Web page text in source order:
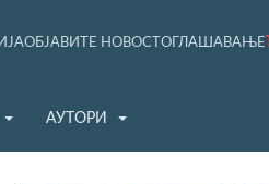
ОБЈАВИТЕ НОВОСТ ОГЛАШАВАЊЕ
АУТОРИ